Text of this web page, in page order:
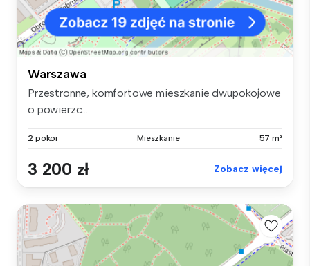
Warszawa
Przestronne, komfortowe mieszkanie dwupokojowe
o powierzc...
2 pokoi Mieszkanie 57 m²
3 200 zł Zobacz więcej